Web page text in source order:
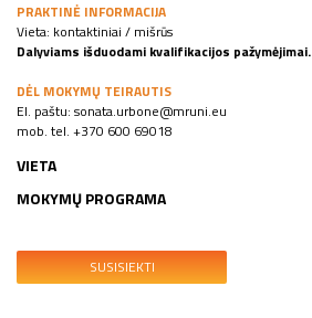
PRAKTINĖ INFORMACIJA
Vieta: kontaktiniai / mišrūs
Dalyviams išduodami kvalifikacijos pažymėjimai.
DĖL MOKYMŲ TEIRAUTIS
El. paštu: sonata.urbone@mruni.eu
mob. tel. +370 600 69018
VIETA
MOKYMŲ PROGRAMA
SUSISIEKTI